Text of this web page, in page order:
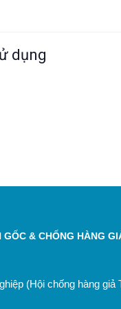
dụng
GỐC & CHỐNG HÀNG
(Hội chống hàng giả